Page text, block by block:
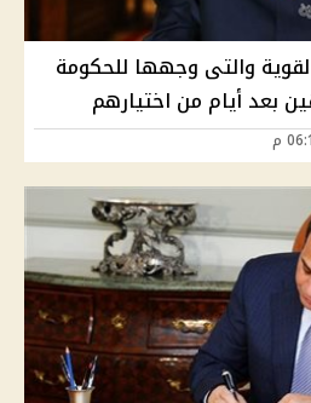
والتى وجهها للحكومة
بعد أيام من اختيارهم